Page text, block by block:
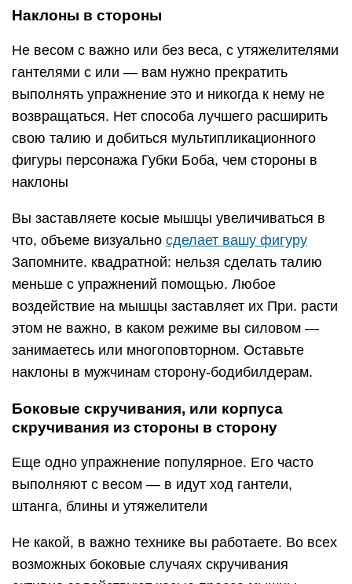
Наклоны в стороны
Не весом с важно или без веса, с утяжелителями
гантелями с или — вам нужно прекратить
выполнять упражнение это и никогда к нему не
возвращаться. Нет способа лучшего расширить
свою талию и добиться мультипликационного
фигуры персонажа Губки Боба, чем стороны в
наклоны
Вы заставляете косые мышцы увеличиваться в
что, объеме визуально сделает вашу фигуру
Запомните. квадратной: нельзя сделать талию
меньше с упражнений помощью. Любое
воздействие на мышцы заставляет их При. расти
этом не важно, в каком режиме вы силовом —
занимаетесь или многоповторном. Оставьте
наклоны в мужчинам сторону-бодибилдерам.
Боковые скручивания, или корпуса
скручивания из стороны в сторону
Еще одно упражнение популярное. Его часто
выполняют с весом — в идут ход гантели,
штанга, блины и утяжелители
Не какой, в важно технике вы работаете. Во всех
возможных боковые случаях скручивания